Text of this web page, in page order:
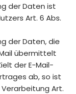
der Daten ist
Art. 6 Abs.
der Daten, die
übermittelt
der E-Mail-
ab, so ist
Art.